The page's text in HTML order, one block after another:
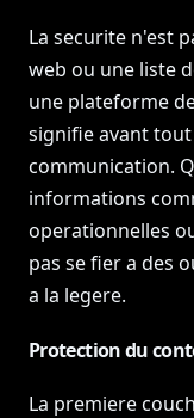
La securite n'est
web ou une liste
une plateforme
signifie avant
communication.
informations
operationnelles
pas se fier a des
a la legere.
Protection du
La premiere